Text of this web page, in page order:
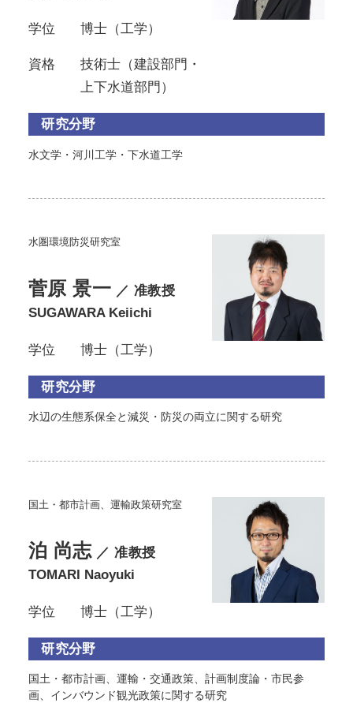
学位 博士（工学）
資格
技術士（建設部門・
上下水道部門）
研究分野
水文学・河川工学・下水道工学
水圏環境防災研究室
菅原 景一 ／ 准教授
SUGAWARA Keiichi
学位 博士（工学）
研究分野
水辺の生態系保全と減災・防災の両立に関する研究
国土・都市計画、運輸政策研究室
泊 尚志／ 准教授
TOMARI Naoyuki
学位 博士（工学）
研究分野
国土・都市計画、運輸・交通政策、計画制度論・市民参
画、インバウンド観光政策に関する研究